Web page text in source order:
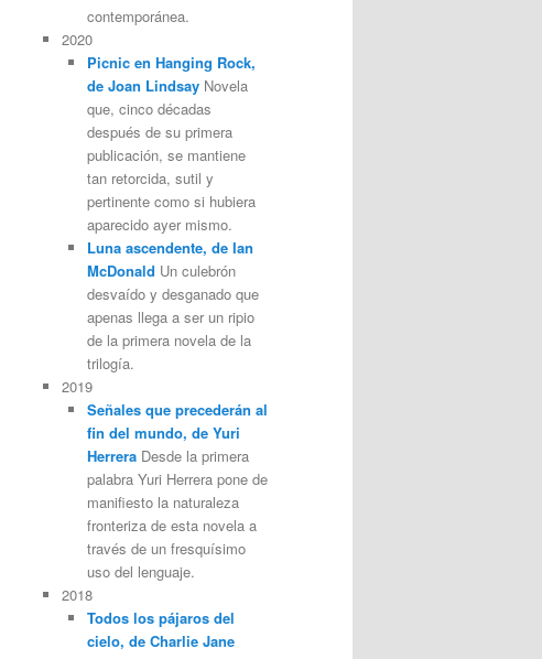
contemporánea.
2020
Picnic en Hanging Rock,
de Joan LindsayNovela
que, cinco décadas
después de su primera
publicación, se mantiene
tan retorcida, sutil y
pertinente como si hubiera
aparecido ayer mismo.
Luna ascendente, de Ian
McDonald Un culebrón
desvaído y desganado que
apenas llega a ser un ripio
de la primera novela de la
trilogía.
2019
Señales que precederán al
fin del mundo, de Yuri
HerreraDesde la primera
palabra Yuri Herrera pone de
manifiesto la naturaleza
fronteriza de esta novela a
través de un fresquísimo
uso del lenguaje.
2018
Todos los pájaros del
cielo, de Charlie Jane